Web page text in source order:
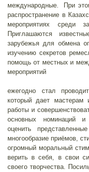
международные. При
распространение в
мероприятиях среди
Приглашаются
зарубежья для обмена
изучению секретов
помощь от местных и
ежегодно стал
который дает мастерам
работы и
основных номинаций
оценить
многообразие приёмов,
огромный моральный
верить в себя, в свои
своего творчества.